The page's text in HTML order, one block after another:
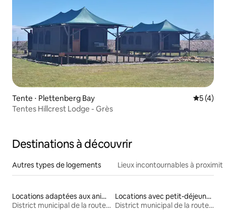
Tente ⋅ Plettenberg Bay
5 (4)
Tentes Hillcrest Lodge - Grès
Destinations à découvrir
Autres types de logements Lieux incontournables à
Locations adaptées aux animaux
District municipal de la route des jardins
Locations avec petit-déjeuner
District municipal de la route des jardins